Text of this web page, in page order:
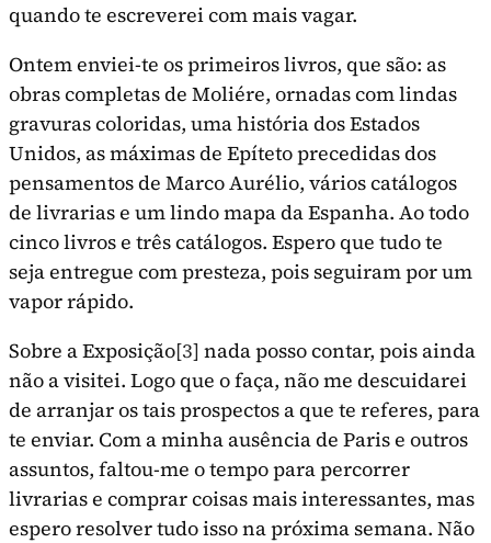
quando te escreverei com mais vagar.
Ontem enviei-te os primeiros livros, que são: as
obras completas de Moliére, ornadas com lindas
gravuras coloridas, uma história dos Estados
Unidos, as máximas de Epíteto precedidas dos
pensamentos de Marco Aurélio, vários catálogos
de livrarias e um lindo mapa da Espanha. Ao todo
cinco livros e três catálogos. Espero que tudo te
seja entregue com presteza, pois seguiram por um
vapor rápido.
Sobre a Exposição[3] nada posso contar, pois ainda
não a visitei. Logo que o faça, não me descuidarei
de arranjar os tais prospectos a que te referes, para
te enviar. Com a minha ausência de Paris e outros
assuntos, faltou-me o tempo para percorrer
livrarias e comprar coisas mais interessantes, mas
espero resolver tudo isso na próxima semana. Não